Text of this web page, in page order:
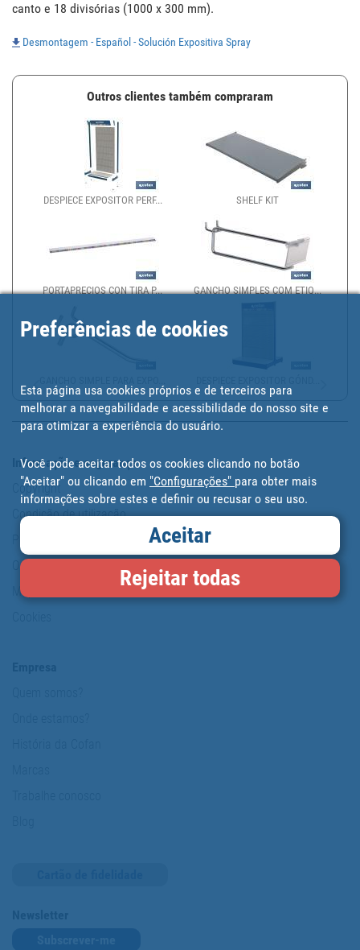
canto e 18 divisórias (1000 x 300 mm).
Desmontagem - Español - Solución Expositiva Spray
Outros clientes também compraram
DESPIECE EXPOSITOR PERF... SHELF KIT
PORTAPRECIOS CON TIRA P... GANCHO SIMPLES COM ETIQ...
Informação e segurança
Copyright
Condição de utilização
Política de protecção de dados pessoais
O nosso compromisso
Mapa Web
Preferências de cookies
Esta página usa cookies próprios e de terceiros para
melhorar a navegabilidade e acessibilidade do nosso site e
para otimizar a experiência do usuário.
Você pode aceitar todos os cookies clicando no botão
"Aceitar" ou clicando em "Configurações" para obter mais
informações sobre estes e definir ou recusar o seu uso.
Aceitar
Rejeitar todas